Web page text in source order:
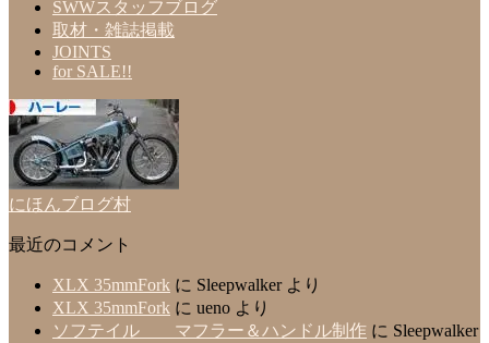
SWWスタッフブログ
取材・雑誌掲載
JOINTS
for SALE!!
にほんブログ村
最近のコメント
XLX 35mmFork に Sleepwalkerより
XLX 35mmFork に ueno より
ソフテイル マフラー＆ハンドル制作 に Sleepwalker